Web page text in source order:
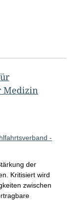
Medizin
-
der
Kritisiert wird
zwischen